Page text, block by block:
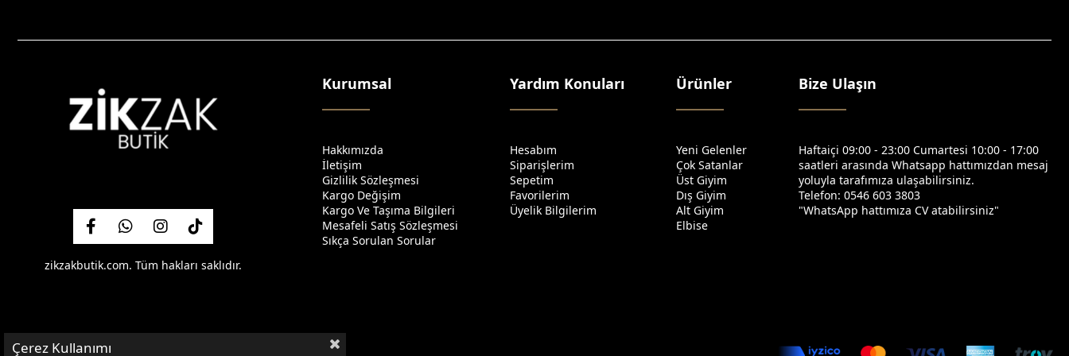
zikzakbutik.com. Tüm hakları saklıdır.
Kurumsal
Hakkımızda
İletişim
Gizlilik Sözleşmesi
Kargo Değişim
Kargo Ve Taşıma Bilgileri
Mesafeli Satış Sözleşmesi
Sıkça Sorulan Sorular
Yardım Konuları
Hesabım
Siparişlerim
Sepetim
Favorilerim
Üyelik Bilgilerim
Ürünler
Yeni Gelenler
Çok Satanlar
Üst Giyim
Dış Giyim
Alt Giyim
Elbise
Bize Ulaşın
Haftaiçi 09:00 - 23:00 Cumartesi 10:00 - 17:00
saatleri arasında Whatsapp hattımızdan mesaj
yoluyla tarafımıza ulaşabilirsiniz.
Telefon: 0546 603 3803
"WhatsApp hattımıza CV atabilirsiniz"
Çerez Kullanımı